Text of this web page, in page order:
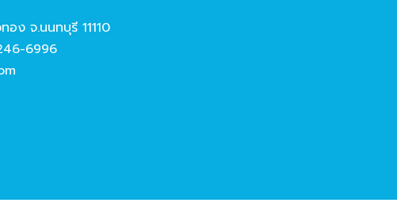
ง จ.นนทบุรี 11110
6996